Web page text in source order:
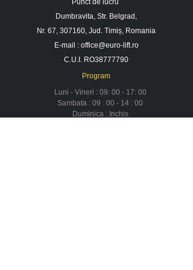
Punct de lucru
Dumbravita, Str. Belgrad,
Nr. 67, 307160, Jud. Timiș, Romania
E-mail : office@euro-lift.ro
C.U.I. RO38777790
Program
Luni - Vineri : 09: 00 - 17: 00
Sambata : 09 : 00 - 14 : 00
Duminica : Inchis